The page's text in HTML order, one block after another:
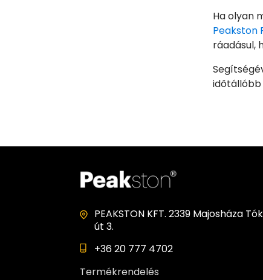
Ha olyan
Peakston
ráadásul,
időtállóbb
PEAKSTON KFT. 2339 Majosháza
út 3.
+36 20 777 4702
Termékrendelés